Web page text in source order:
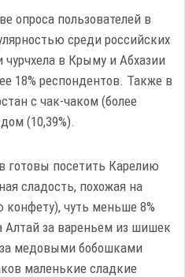
опроса пользователей в
среди российских
чурчхела в Крыму и Абхазии
18% респондентов. Также в
с чак-чаком (более
(10,39%).
готовы посетить Карелию
сладость, похожая на
чуть меньше 8%
Алтай за вареньем из шишек
медовыми бобошками
маленькие сладкие